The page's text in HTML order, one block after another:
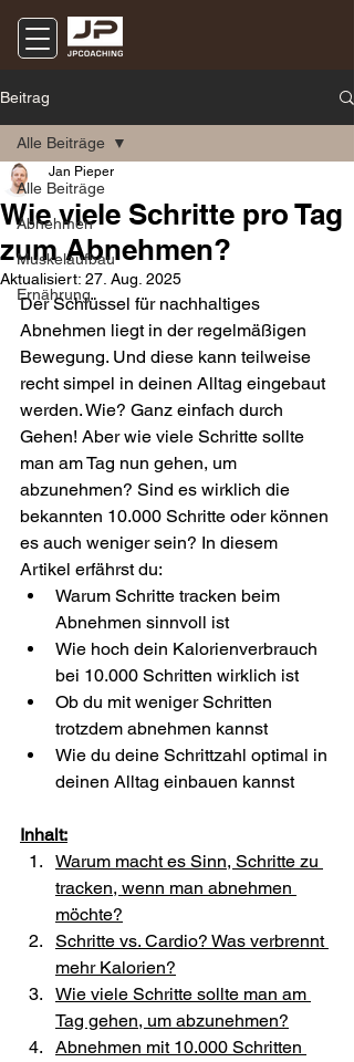
Beitrag
Alle Beiträge
Abnehmen
Muskelaufbau
Ernährung
Alle Beiträge
Wie viele Schritte pro Tag
zum Abnehmen?
Jan Pieper
Aktualisiert: 27. Aug. 2025
Der Schlüssel für nachhaltiges
Abnehmen liegt in der regelmäßigen
Bewegung. Und diese kann teilweise
recht simpel in deinen Alltag eingebaut
werden. Wie? Ganz einfach durch
Gehen! Aber wie viele Schritte sollte
man am Tag nun gehen, um
abzunehmen? Sind es wirklich die
bekannten 10.000 Schritte oder können
es auch weniger sein? In diesem
Artikel erfährst du:
Warum Schritte tracken beim
Abnehmen sinnvoll ist
Wie hoch dein Kalorienverbrauch
bei 10.000 Schritten wirklich ist
Ob du mit weniger Schritten
trotzdem abnehmen kannst
Wie du deine Schrittzahl optimal in
deinen Alltag einbauen kannst
Inhalt:
Warum macht es Sinn, Schritte zu
tracken, wenn man abnehmen
möchte?
Schritte vs. Cardio? Was verbrennt
mehr Kalorien?
Wie viele Schritte sollte man am
Tag gehen, um abzunehmen?
Abnehmen mit 10.000 Schritten